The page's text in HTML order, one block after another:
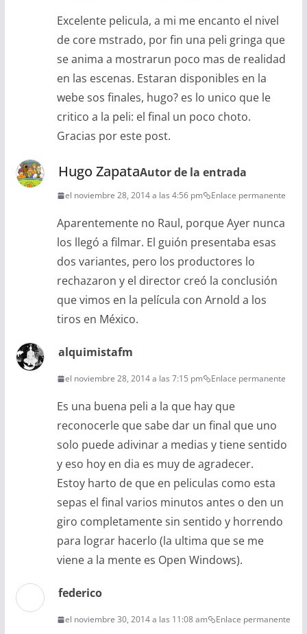
Excelente pelicula, a mi me encanto el nivel
de core mstrado, por fin una peli gringa que
se anima a mostrarun poco mas de realidad
en las escenas. Estaran disponibles en la
webe sos finales, hugo? es lo unico que le
critico a la peli: el final un poco choto.
Gracias por este post.
Hugo ZapataAutor de la entrada
el noviembre 28, 2014 a las 4:56 pm Enlace permanente
Aparentemente no Raul, porque Ayer nunca
los llegó a filmar. El guión presentaba esas
dos variantes, pero los productores lo
rechazaron y el director creó la conclusión
que vimos en la película con Arnold a los
tiros en México.
alquimistafm
el noviembre 28, 2014 a las 7:15 pm Enlace permanente
Es una buena peli a la que hay que
reconocerle que sabe dar un final que uno
solo puede adivinar a medias y tiene sentido
y eso hoy en dia es muy de agradecer.
Estoy harto de que en peliculas como esta
sepas el final varios minutos antes o den un
giro completamente sin sentido y horrendo
para lograr hacerlo (la ultima que se me
viene a la mente es Open Windows).
federico
el noviembre 30, 2014 a las 11:08 am Enlace permanente